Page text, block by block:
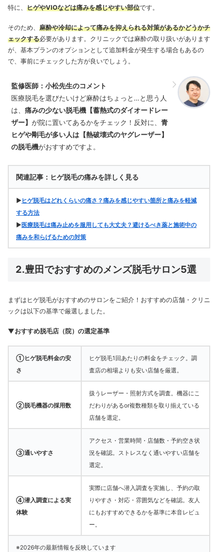
特に、 ヒゲやVIOなどは痛みを感じやすい部位です。
そのため、 麻酔や冷却によって痛みを抑えられる対策があるかどうかチ
ェックする必要があります。クリニックでは麻酔の取り扱いがあります
が、基本プランのオプションとして追加料金が発生する場合もあるの
で、事前にチェックした方が良いでしょう。
監修医師：小松先生のコメント
医療脱毛を選びたいけど麻酔はちょっと…と思う人
は、 痛みの少ない脱毛機【蓄熱式のダイオードレー
ザー】 が院に置いてあるかをチェック！反対に、 青
ヒゲや剛毛が多い人は【熱破壊式のヤグレーザー】
の脱毛機がおすすめですよ。
関連記事：ヒゲ脱毛の痛みを詳しく見る
▶ヒゲ脱毛はどれくらいの痛さ？痛みを感じやすい箇所と痛みを軽減
する方法
▶医療脱毛は痛み止めを服用しても大丈夫？避けるべき薬と施術中の
痛みを和らげるための対策
2.豊田でおすすめのメンズ脱毛サロン5選
まずはヒゲ脱毛がおすすめのサロンをご紹介！おすすめの店舗・クリニ
ックは以下の基準で厳選しました。
▼おすすめ脱毛店（院）の選定基準
①ヒゲ脱毛料金の安
さ
ヒゲ脱毛1回あたりの料金をチェック。調
査店の相場よりも安い店舗を厳選。
②脱毛機器の採用数
扱うレーザー・照射方式を調査。機器にこ
だわりがあるor複数種類を取り揃えている
店舗を選定。
③通いやすさ
アクセス・営業時間・店舗数・予約空き状
況を確認。ストレスなく通いやすい店舗を
選定。
④潜入調査による実
体験
実際に店舗へ潜入調査を実施し、予約の取
りやすさ・対応・雰囲気などを確認。友人
にもおすすめできるかを基準に本音レビュ
ー。
※2026年の最新情報を反映しています